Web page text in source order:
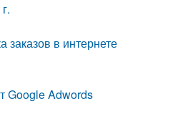
заказов в интернете
Google Adwords